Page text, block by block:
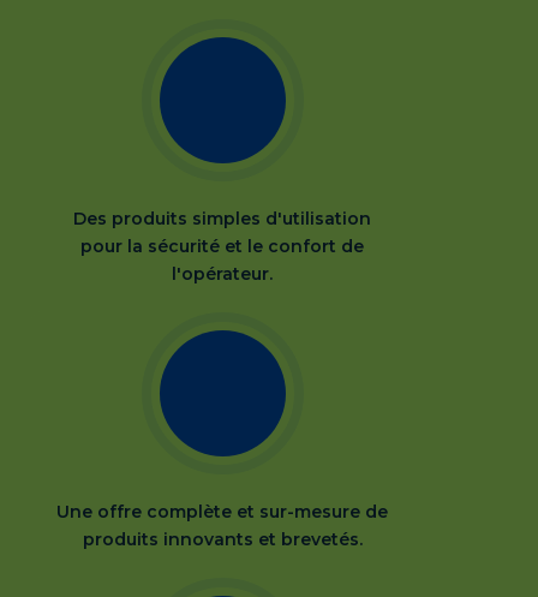
Des produits simples d'utilisation
pour la sécurité et le confort de
l'opérateur.
Une offre complète et sur-mesure de
produits innovants et brevetés.